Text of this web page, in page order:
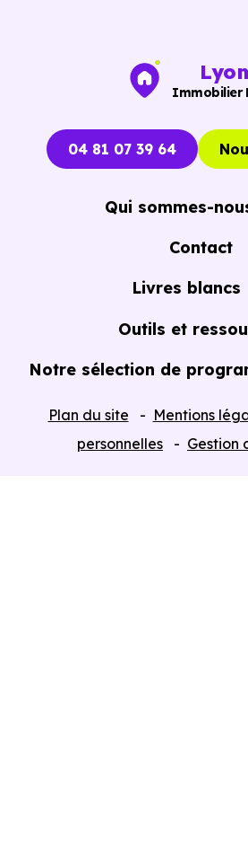
Lyon
Immobilier
04 81 07 39 64
Qui sommes-
A propos
Contact
Livres blancs
Guide de l'Achat immobilier
Outils et
Notre sélection de
Plan du site Mentions
personnelles
Gestion